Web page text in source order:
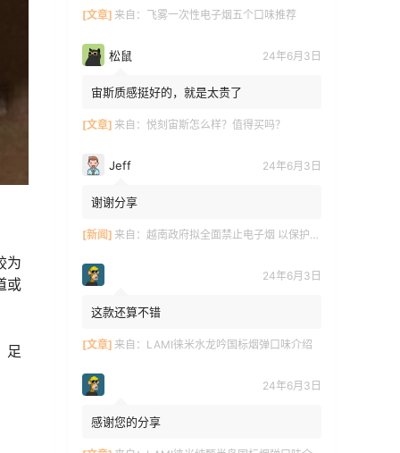
为
或
足
[文章] 来自： 飞雾一次性电子烟五个口味推荐
松鼠 24年6月3日
宙斯质感挺好的，就是太贵了
[文章] 来自： 悦刻宙斯怎么样？值得买吗？
Jeff 24年6月3日
谢谢分享
[新闻] 来自： 越南政府拟全面禁止电子烟 以保护青少年健康
24年6月3日
这款还算不错
[文章] 来自： LAMI徕米水龙吟国标烟弹口味介绍
24年6月3日
感谢您的分享